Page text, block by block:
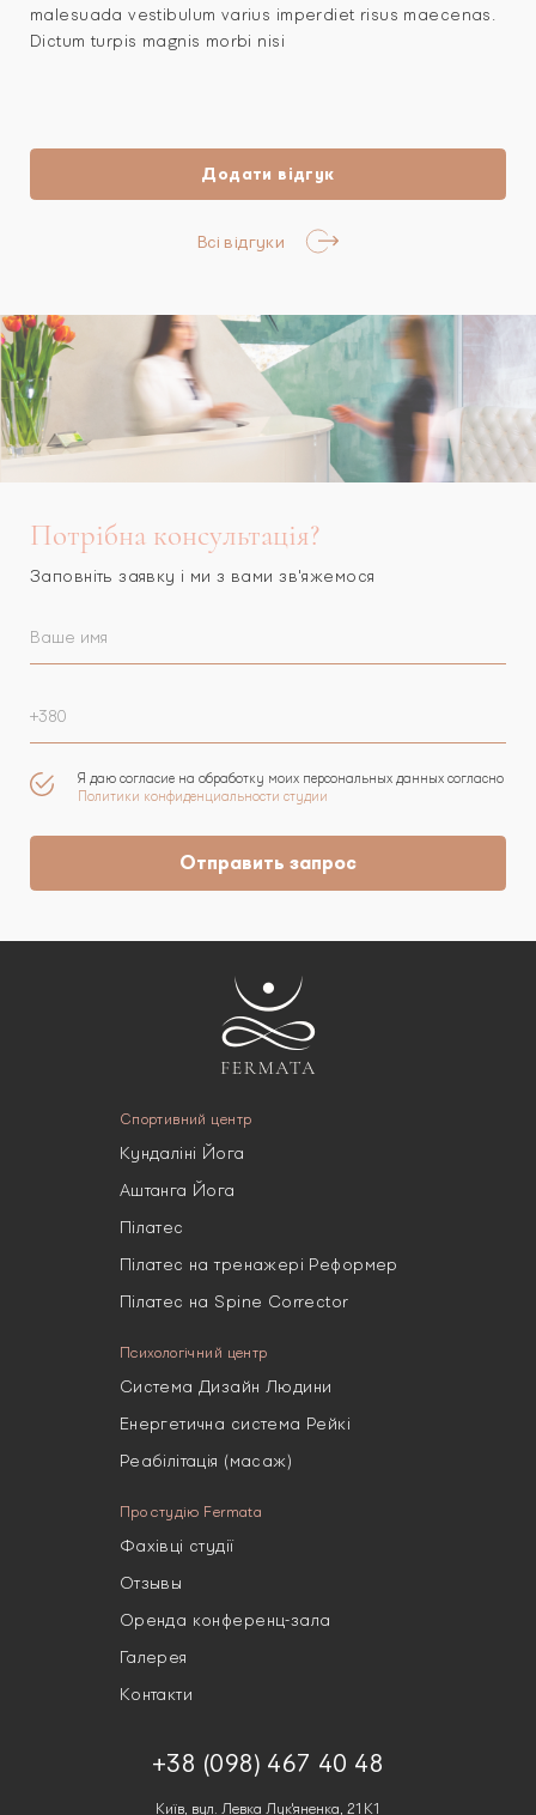
malesuada vestibulum varius imperdiet risus maecenas.
Dictum turpis magnis morbi nisi
Додати відгук
Всі відгуки
Потрібна консультація?
Заповніть заявку і ми з вами зв'яжемося
Я даю согласие на обработку моих персональных данных согласно
Политики конфиденциальности студии
Отправить запрос
Спортивний центр
Кундаліні Йога
Аштанга Йога
Пілатес
Пілатес на тренажері Реформер
Пілатес на Spine Corrector
Психологічний центр
Система Дизайн Людини
Енергетична система Рейкі
Реабілітація (масаж)
Про студію Fermata
Фахівці студії
Отзывы
Оренда конференц-зала
Галерея
Контакти
+38 (098) 467 40 48
Київ, вул. Левка Лук'яненка, 21К1